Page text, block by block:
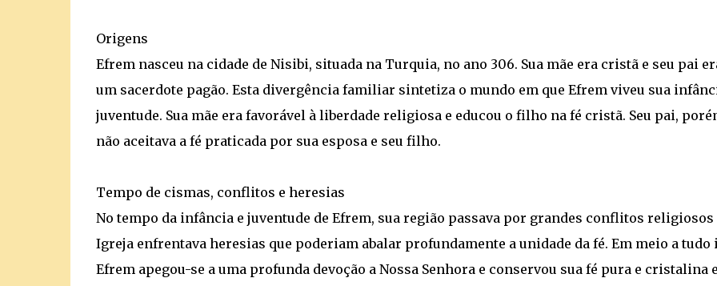
Origens
Efrem nasceu na cidade de Nisibi, situada na Turquia, no ano 306. Sua mãe era cristã e seu pai
um sacerdote pagão. Esta divergência familiar sintetiza o mundo em que Efrem viveu sua
juventude. Sua mãe era favorável à liberdade religiosa e educou o filho na fé cristã. Seu pai,
não aceitava a fé praticada por sua esposa e seu filho.
Tempo de cismas, conflitos e heresias
No tempo da infância e juventude de Efrem, sua região passava por grandes conflitos religiosos
Igreja enfrentava heresias que poderiam abalar profundamente a unidade da fé. Em meio a tudo
Efrem apegou-se a uma profunda devoção a Nossa Senhora e conservou sua fé pura e cristalina